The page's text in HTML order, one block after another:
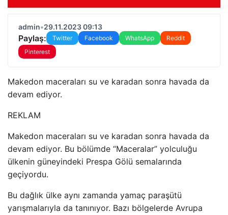
admin•29.11.2023 09:13
Paylaş: Twitter Facebook WhatsApp
Reddit
Pinterest
Makedon maceraları su ve karadan sonra havada da
devam ediyor.
REKLAM
Makedon maceraları su ve karadan sonra havada da
devam ediyor. Bu bölümde “Maceralar” yolculuğu
ülkenin güneyindeki Prespa Gölü semalarında
geçiyordu.
Bu dağlık ülke aynı zamanda yamaç paraşütü
yarışmalarıyla da tanınıyor. Bazı bölgelerde Avrupa